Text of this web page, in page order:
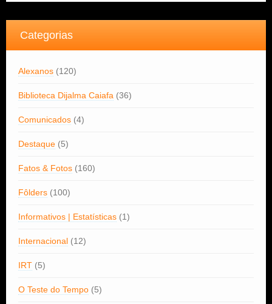
Categorias
Alexanos (120)
Biblioteca Dijalma Caiafa (36)
Comunicados (4)
Destaque (5)
Fatos & Fotos (160)
Fôlders (100)
Informativos | Estatísticas (1)
Internacional (12)
IRT (5)
O Teste do Tempo (5)